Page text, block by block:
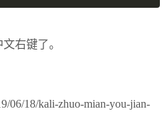
右键了。
06/18/kali-zhuo-mian-you-jian-